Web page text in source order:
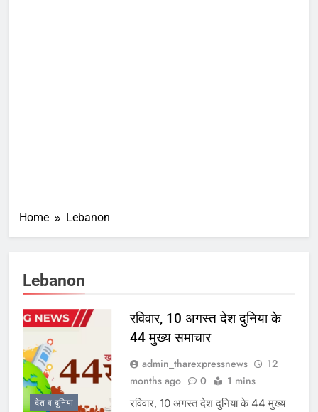
Home Lebanon
Lebanon
देश व दुनिया
रविवार, 10 अगस्त देश दुनिया के
44 मुख्य समाचार
admin_tharexpressnews
12
months ago
0 1 mins
रविवार, 10 अगस्त देश दुनिया के 44 मुख्य